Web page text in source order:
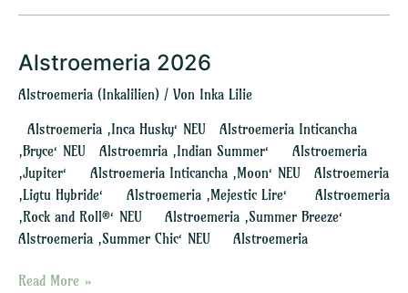
Alstroemeria 2026
Alstroemeria (Inkalilien) / Von Inka Lilie
Alstroemeria ‚Inca Husky‘ NEU Alstroemeria Inticancha
‚Bryce‘ NEU Alstroemria ‚Indian Summer‘ Alstroemeria
‚Jupiter‘ Alstroemeria Inticancha ‚Moon‘ NEU Alstroemeria
‚Ligtu Hybride‘ Alstroemeria ‚Mejestic Lire‘ Alstroemeria
‚Rock and Roll®‘ NEU Alstroemeria ‚Summer Breeze‘
Alstroemeria ‚Summer Chic‘ NEU Alstroemeria
Alstroemeria
Read More »